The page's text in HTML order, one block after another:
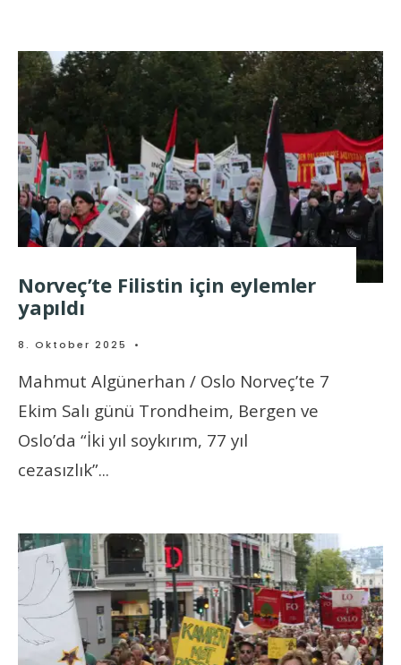
Norveç’te Filistin için eylemler
yapıldı
8. Oktober 2025 •
Mahmut Algünerhan / Oslo Norveç’te 7
Ekim Salı günü Trondheim, Bergen ve
Oslo’da “İki yıl soykırım, 77 yıl
cezasızlık”...